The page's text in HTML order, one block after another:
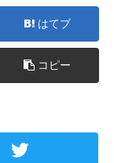
はてブ
コピー